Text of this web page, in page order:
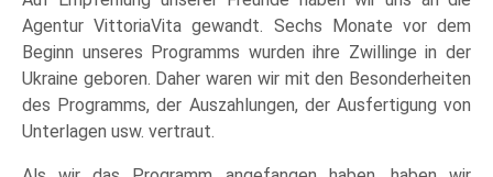
Agentur VittoriaVita gewandt. Sechs Monate vor dem
Beginn unseres Programms wurden ihre Zwillinge in der
Ukraine geboren. Daher waren wir mit den Besonderheiten
des Programms, der Auszahlungen, der Ausfertigung von
Unterlagen usw. vertraut.